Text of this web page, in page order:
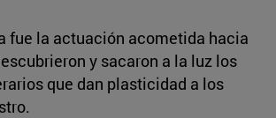
fue la actuación acometida hacia
y sacaron a la luz los
que dan plasticidad a los